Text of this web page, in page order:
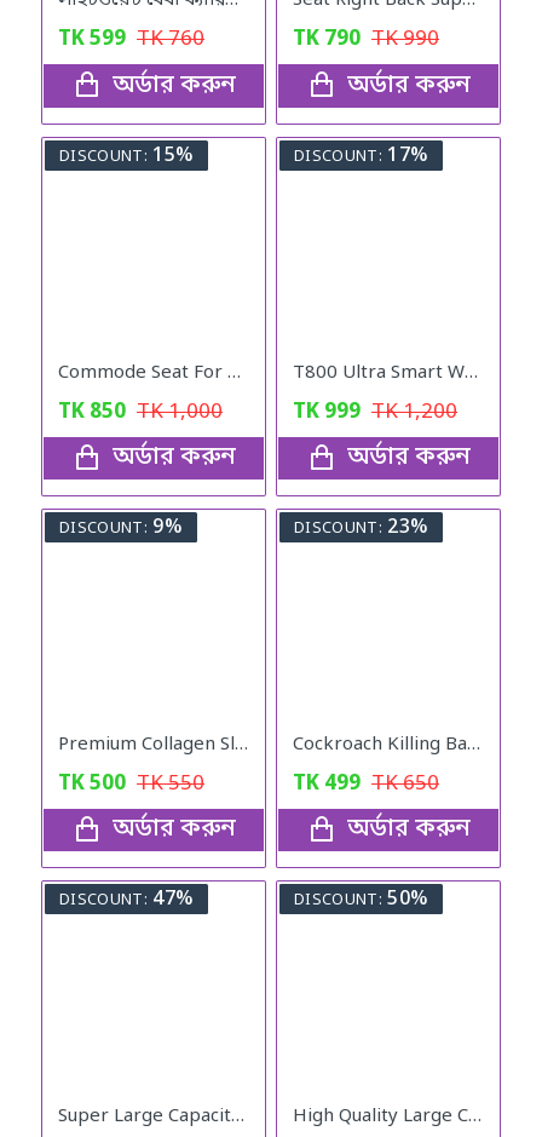
TK599 TK760
অর্ডার করুন
TK 790 TK990
অর্ডার করুন
DISCOUNT: 15%
Commode Seat For Baby Potty
TK 850 TK1,000
অর্ডার করুন
DISCOUNT: 17%
T800 Ultra Smart Wathch (Silvar)
TK 999 TK1,200
অর্ডার করুন
DISCOUNT: 9%
Premium Collagen Slimming Coffee
TK500 TK550
অর্ডার করুন
DISCOUNT: 23%
Cockroach Killing Bait Powder (5 pcs)
TK 499 TK650
অর্ডার করুন
DISCOUNT: 47%
Super Large Capacity Folding Travel Bag (Black Color)
DISCOUNT: 50%
High Quality Large Capacity Waterproof Anti-theft Fashion Ladies Bag (Merun)